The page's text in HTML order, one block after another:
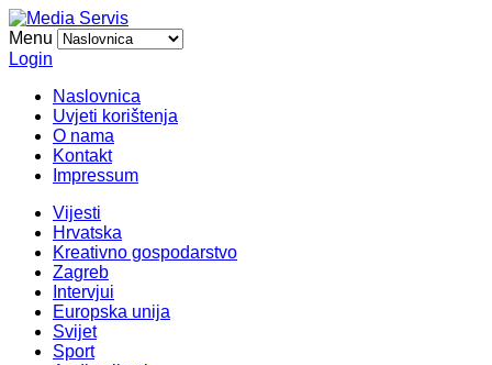
Menu
Login
Naslovnica
Uvjeti korištenja
O nama
Kontakt
Impressum
Vijesti
Hrvatska
Kreativno gospodarstvo
Zagreb
Intervjui
Europska unija
Svijet
Sport